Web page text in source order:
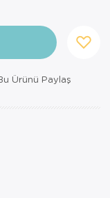
Ürünü Paylaş